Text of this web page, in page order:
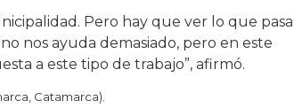
Pero hay que ver lo que pasa
nos ayuda demasiado, pero en este
a este tipo de trabajo”, afirmó.
Catamarca).